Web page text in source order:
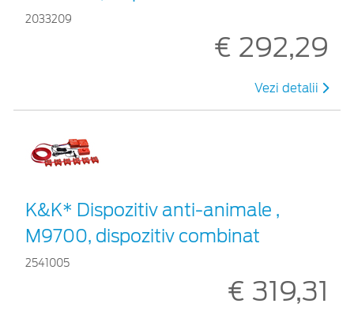
2033209
€ 292,29
Vezi detalii
K&K* Dispozitiv anti-animale ,
M9700, dispozitiv combinat
2541005
€ 319,31